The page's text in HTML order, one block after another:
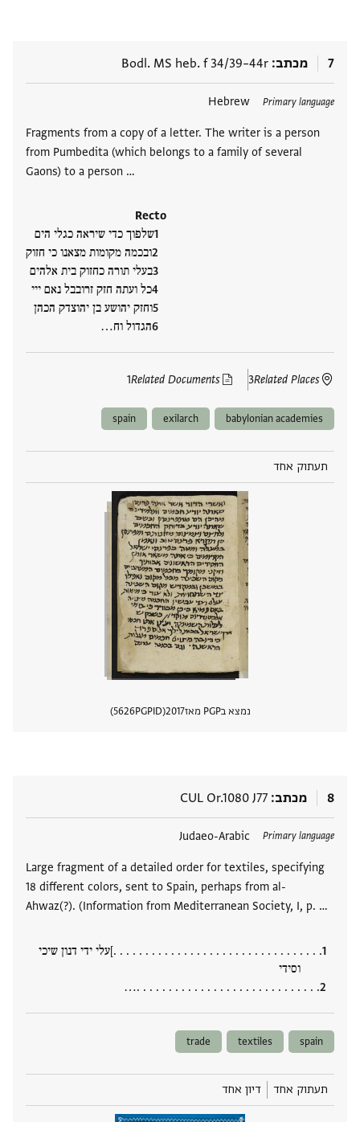
7 מכתב Bodl. MS heb. f 34/39–44r
Primary language
Hebrew
Fragments from a copy of a letter. The writer is a person
from Pumbedita (which belongs to a family of several
Gaons) to a person …
Recto
שלפוך כדי שיראה כגלי הים
ובכמה מקומות מצאנו כי חזוק
בעלי תורה כחזוק בית אלהים
כל ועתה חזק זרובבל נאם ייי
וחזק יהושע בן יהוצדק הכהן
הגדול וח‮…
Related Places
3
Related Documents
1
תגים
babylonian academies
exilarch
spain
תעתוק אחד
נמצא בPGP מאז 2017
PGPID
5626
8 מכתב CUL Or.1080 J77
Primary language
Judaeo-Arabic
Large fragment of a detailed order for textiles, specifying
18 different colors, sent to Spain, perhaps from al-
Ahwaz(?). (Information from Mediterranean Society, I, p. …
. . . . . . . . . . . . . . . . . . . . . . . . . . . . . . . . .]עלי ידי דנון שיכי
וסידי
. . . . . . . . . . . . . . . . . . . . . . . . . . . . .‮…
תגים
spain
textiles
trade
תעתוק אחד דיון אחד